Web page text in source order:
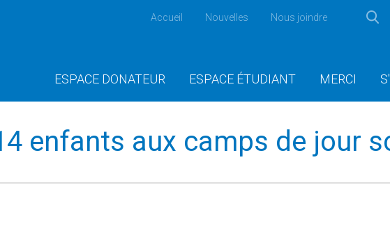
Accueil Nouvelles Nous joindre
ESPACE DONATEUR ESPACE ÉTUDIANT MERCI
enfants aux camps de jour